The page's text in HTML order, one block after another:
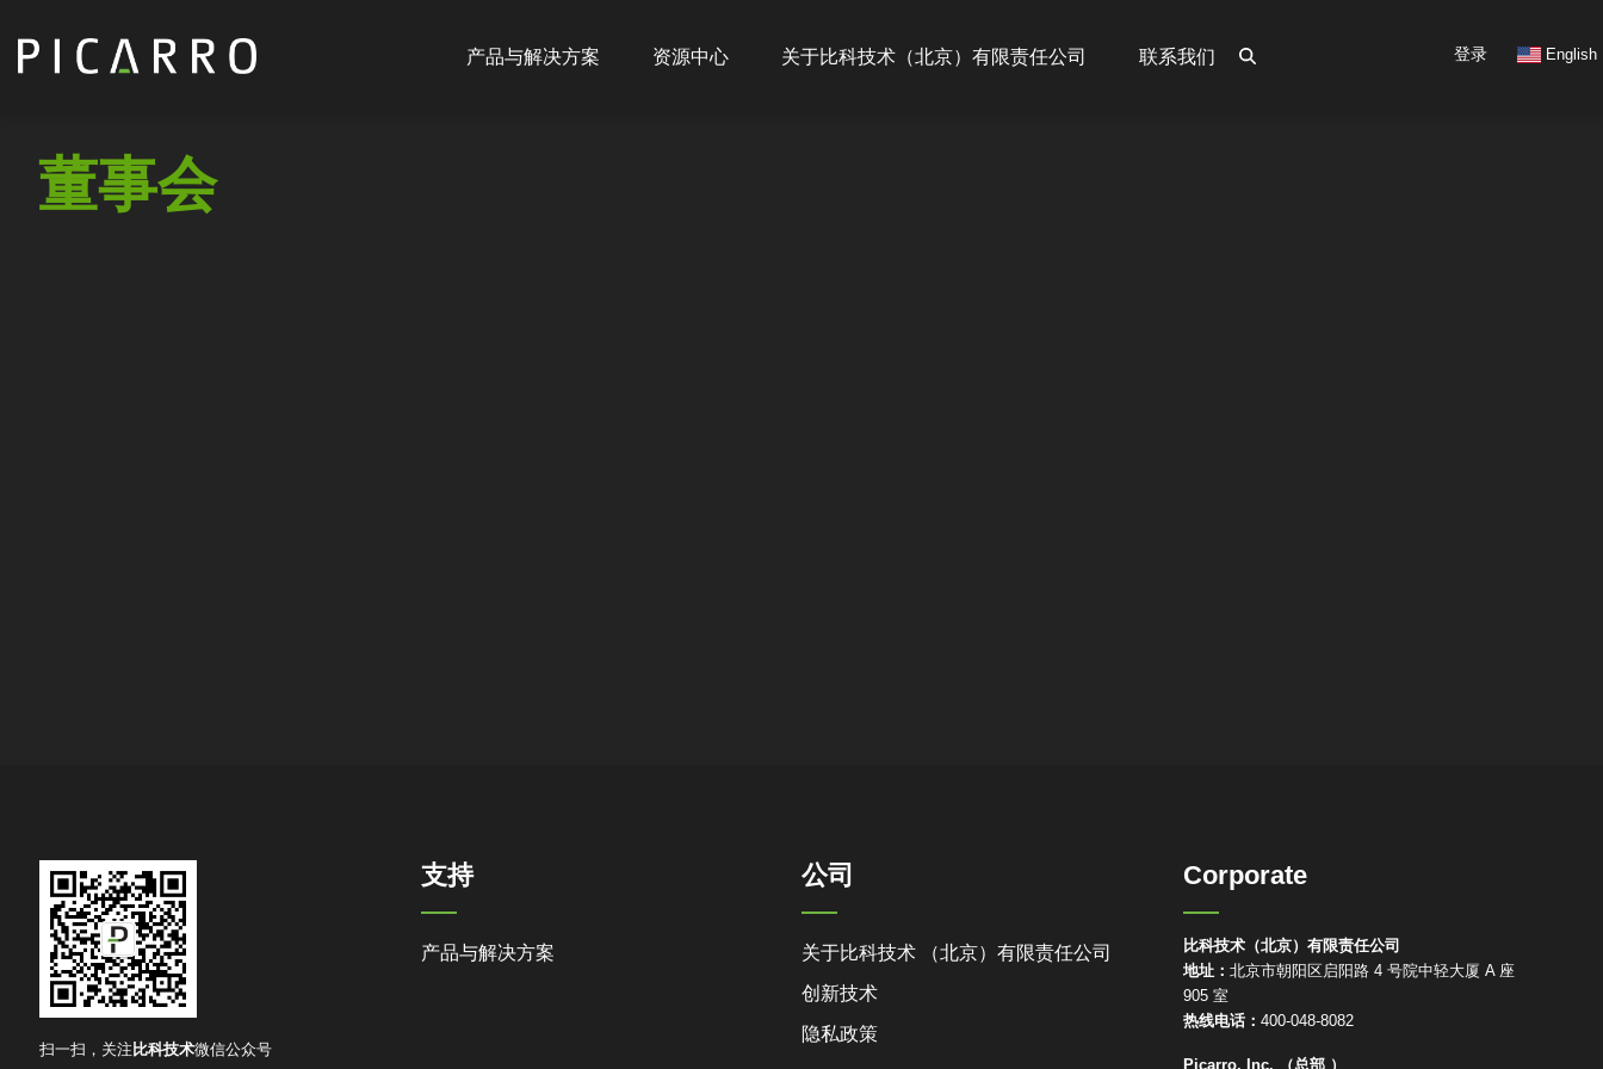
转
到
navigation
CN
产品与解决方案 资源中心 关于比科技术（北京）有限责任公司 联系我们
User
登录 English
董事会
扫一扫，关注 比科技术微信公众号
支持
产品与解决方案
公司
关于比科技术 （北京）有限责任公司
创新技术
隐私政策
Corporate
比科技术（北京）有限责任公司
地址： 北京市朝阳区启阳路 4 号院中轻大厦 A 座
905 室
热线电话： 400-048-8082
Picarro, Inc. （总部 ）